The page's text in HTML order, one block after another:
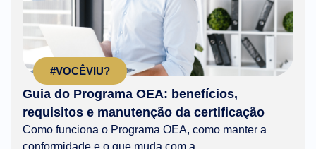
#VOCÊVIU?
Guia do Programa OEA: benefícios,
requisitos e manutenção da certificação
Como funciona o Programa OEA, como manter a
conformidade e o que muda com a...